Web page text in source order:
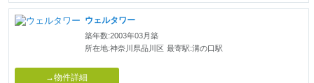
ウェルタワー
築年数:2003年03月築
所在地:神奈川県品川区 最寄駅:溝の口駅
→物件詳細